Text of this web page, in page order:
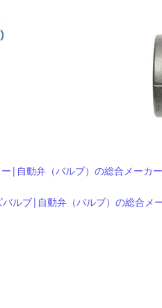
|自動弁（バルブ）の総合メーカ
バルブ|自動弁（バルブ）の総合メ